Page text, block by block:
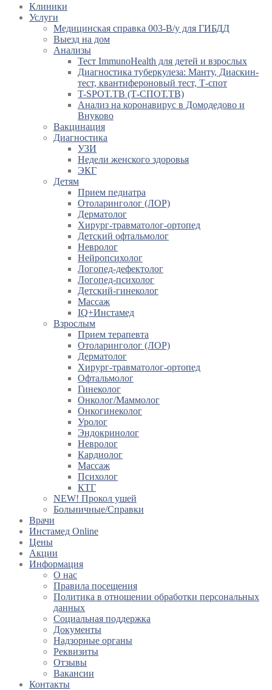
Клиники
Услуги
Медицинская справка 003-В/у для ГИБДД
Выезд на дом
Анализы
Тест ImmunoHealth для детей и взрослых
Диагностика туберкулеза: Манту, Диаскин-
тест, квантифероновый тест, Т-спот
T-SPOT.TB (Т-СПОТ.ТВ)
Анализ на коронавирус в Домодедово и
Внуково
Вакцинация
Диагностика
УЗИ
Недели женского здоровья
ЭКГ
Детям
Прием педиатра
Отоларинголог (ЛОР)
Дерматолог
Хирург-травматолог-ортопед
Детский офтальмолог
Невролог
Нейропсихолог
Логопед-дефектолог
Логопед-психолог
Детский-гинеколог
Массаж
IQ+Инстамед
Взрослым
Прием терапевта
Отоларинголог (ЛОР)
Дерматолог
Хирург-травматолог-ортопед
Офтальмолог
Гинеколог
Онколог/Маммолог
Онкогинеколог
Уролог
Эндокринолог
Невролог
Кардиолог
Массаж
Психолог
КТГ
NEW! Прокол ушей
Больничные/Справки
Врачи
Инстамед Online
Цены
Акции
Информация
О нас
Правила посещения
Политика в отношении обработки персональных
данных
Социальная поддержка
Документы
Надзорные органы
Реквизиты
Отзывы
Вакансии
Контакты